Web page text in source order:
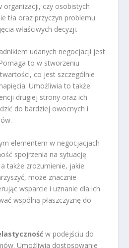
organizacji, czy osobistych
tła oraz przyczyn problemu
właściwych decyzji.
udanych negocjacji jest
to w stworzeniu
co jest szczególnie
Umożliwia to także
drugiej strony oraz ich
do bardziej owocnych i
elementem w negocjacjach
spojrzenia na sytuację
także zrozumienie, jakie
może znacznie
wsparcie i uznanie dla ich
wspólną płaszczyznę do
w podejściu do
Umożliwia dostosowanie